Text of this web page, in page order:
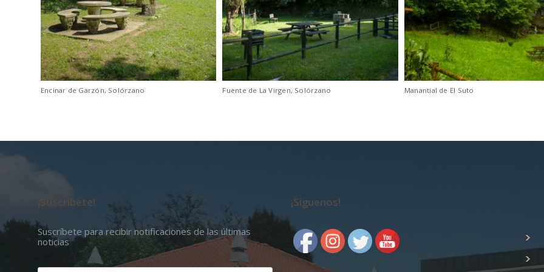
Encinar de Garzón, Solórzano Fuente de La Virgen, Solórzano Manantial de El Suto
¡Suscríbete!
Suscríbete para recibir notificaciones de las últimas
noticias
¡Síguenos!